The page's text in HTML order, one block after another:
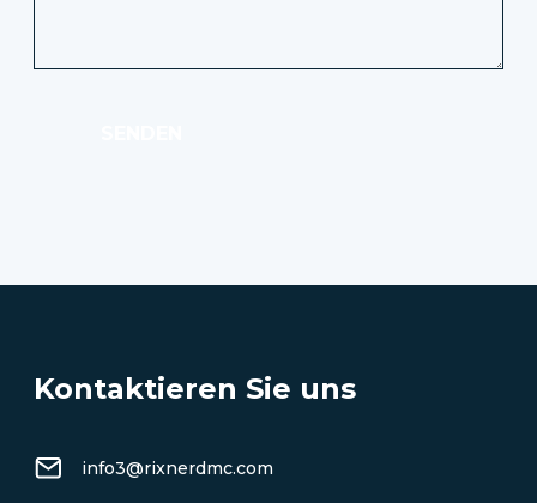
Kontaktieren Sie uns
info3@rixnerdmc.com